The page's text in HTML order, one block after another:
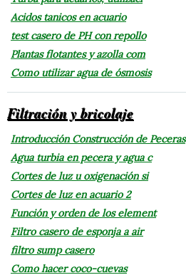
Acidos tanicos en acuario
test casero de PH con repollo
Plantas flotantes y azolla com
Como utilizar agua de ósmosis
Filtración y bricolaje
Introducción Construcción de Peceras
Agua turbia en pecera y agua c
Cortes de luz u oxigenación si
Cortes de luz en acuario 2
Función y orden de los element
Filtro casero de esponja a air
filtro sump casero
Como hacer coco-cuevas